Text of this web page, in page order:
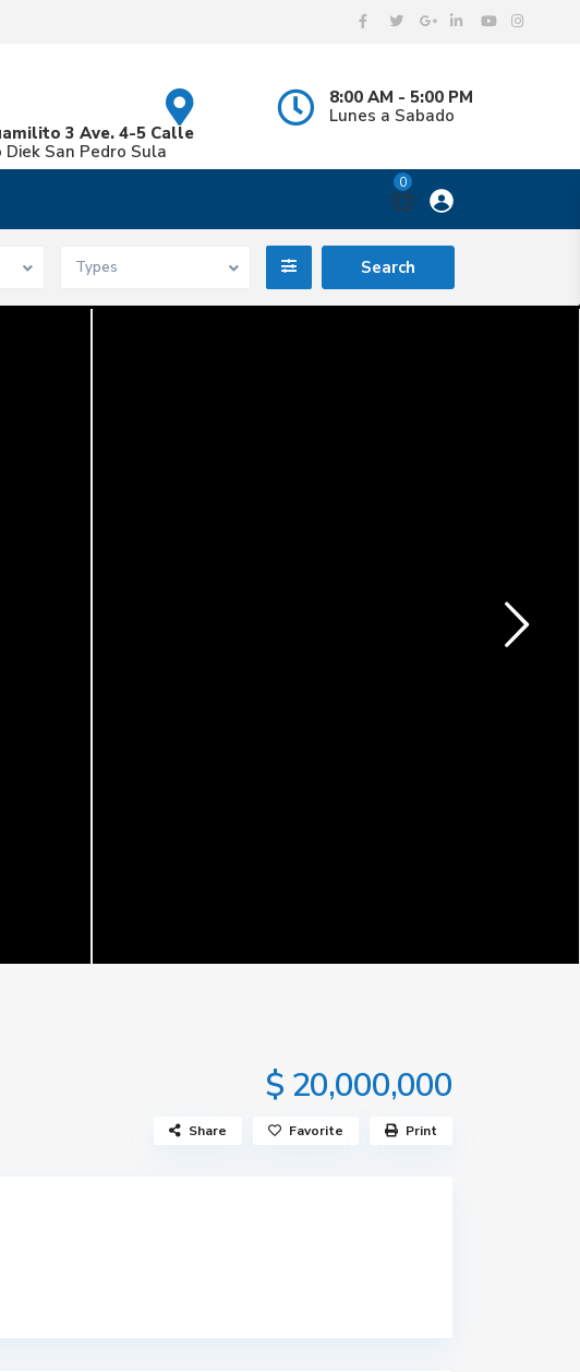
3 Ave. 4-5 Calle
Diek San Pedro Sula
8:00 AM - 5:00 PM
Lunes a Sabado
0
Types
$ 20,000,000
Share Favorite Print